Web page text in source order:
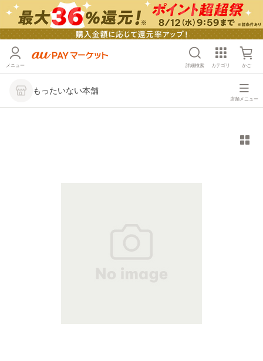
メニュー 詳細検索 カテゴリ かご
もったいない本舗
店舗メニュー